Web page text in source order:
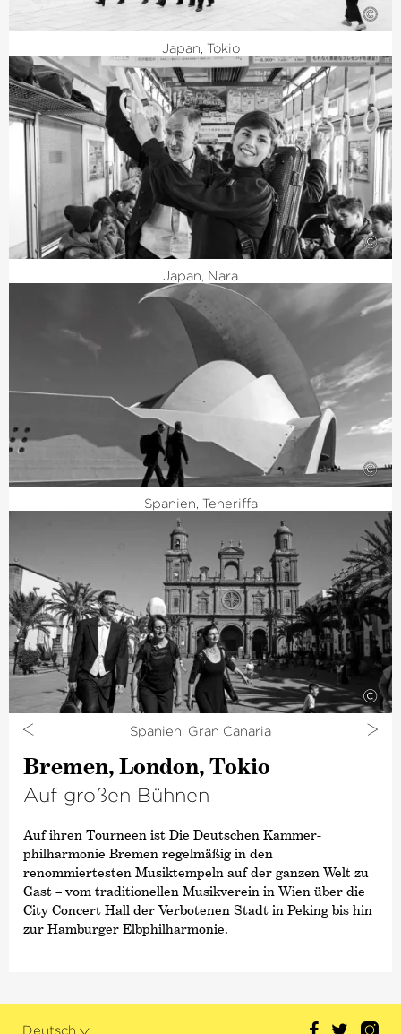
©
Japan, Tokio
©
Japan, Nara
©
Spanien, Teneriffa
©
Spanien, Gran Canaria
Bremen, London, Tokio
Auf großen Bühnen
Auf ihren Tourneen ist Die Deutschen Kammer­
philharmonie Bremen regelmäßig in den
renommiertesten Musiktempeln auf der ganzen Welt zu
Gast – vom traditionellen Musikverein in Wien über die
City Concert Hall der Verbotenen Stadt in Peking bis hin
zur Hamburger Elbphilharmonie.
Deutsch